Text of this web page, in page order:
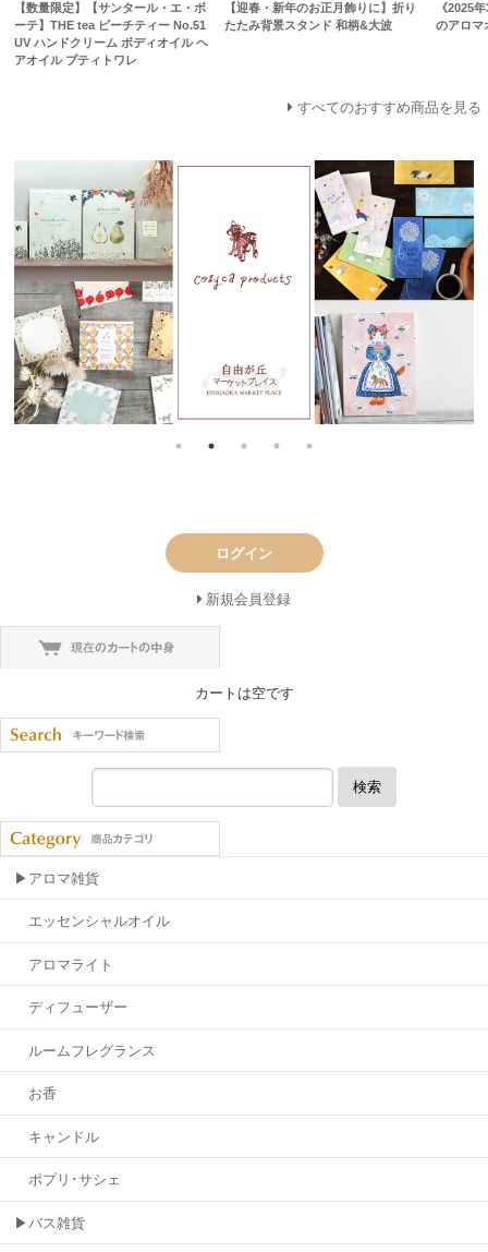
【数量限定】【サンタール・エ・ボ
ーテ】THE tea ピーチティー No.51
UV ハンドクリーム ボディオイル ヘ
アオイル プティトワレ
【迎春・新年のお正月飾りに】折り
たたみ背景スタンド 和柄&大波
《2025
のアロマ
すべてのおすすめ商品を見る
ログイン
新規会員登録
カートは空です
検索
▶アロマ雑貨
エッセンシャルオイル
アロマライト
ディフューザー
ルームフレグランス
お香
キャンドル
ポプリ･サシェ
▶バス雑貨